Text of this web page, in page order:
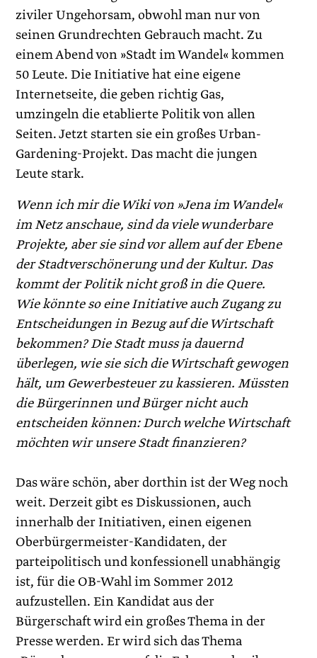
ziviler Ungehorsam, obwohl man nur von
seinen Grundrechten Gebrauch macht. Zu
einem Abend von »Stadt im Wandel« kommen
50 Leute. Die Initiative hat eine eigene
Internetseite, die geben richtig Gas,
umzingeln die etablierte Politik von allen
Seiten. Jetzt starten sie ein großes Urban-
Gardening-Projekt. Das macht die jungen
Leute stark.
Wenn ich mir die Wiki von »Jena im Wandel«
im Netz anschaue, sind da viele wunderbare
Projekte, aber sie sind vor allem auf der Ebene
der Stadtverschönerung und der Kultur. Das
kommt der Politik nicht groß in die Quere.
Wie könnte so eine Initiative auch Zugang zu
Entscheidungen in Bezug auf die Wirtschaft
bekommen? Die Stadt muss ja dauernd
überlegen, wie sie sich die Wirtschaft gewogen
hält, um Gewerbesteuer zu kassieren. Müssten
die Bürgerinnen und Bürger nicht auch
entscheiden können: Durch welche Wirtschaft
möchten wir unsere Stadt finanzieren?
Das wäre schön, aber dorthin ist der Weg noch
weit. Derzeit gibt es Diskussionen, auch
innerhalb der Initiativen, einen eigenen
Oberbürgermeister-Kandidaten, der
parteipolitisch und konfessionell unabhängig
ist, für die OB-Wahl im Sommer 2012
aufzustellen. Ein Kandidat aus der
Bürgerschaft wird ein großes Thema in der
Presse werden. Er wird sich das Thema